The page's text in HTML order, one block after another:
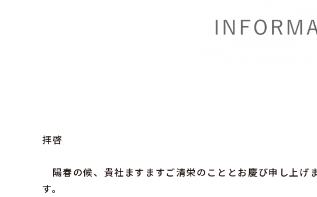
拝啓
陽春の候、貴社ますますご清栄のこととお慶び申し上げ
す。